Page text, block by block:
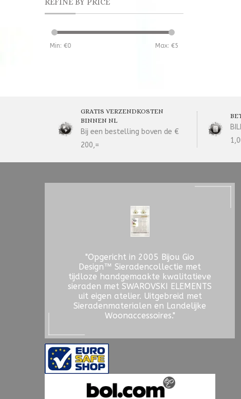
Min: €0 Max: €5
GRATIS VERZENDKOSTEN
BINNEN NL
Bij een bestelling boven de €
200,=
"Opgericht in 2005 Bijou Gio
Design™ Sieradencollectie met
tijdloze handgemaakte kwalitatieve
sieraden met SWAROVSKI ELEMENTS
uit eigen atelier. Uitgebreid met
Sieradenmaterialen en Landelijke
Woonaccessoires."